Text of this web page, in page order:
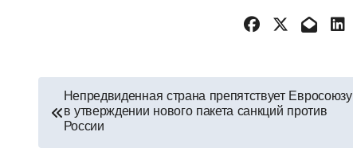
Навигация
по
Непредвиденная страна препятствует Евросоюзу
в утверждении нового пакета санкций против
России